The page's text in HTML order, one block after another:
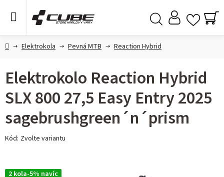
DomůElektrokola Pevná MTB Reaction Hybrid
Elektrokolo Reaction Hybrid
SLX 800 27,5 Easy Entry 2025
sagebrushgreen´n´prism
Kód: Zvolte variantu
2 kola-5% navíc